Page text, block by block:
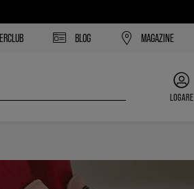
BLOG MAGAZINE
LOGARE